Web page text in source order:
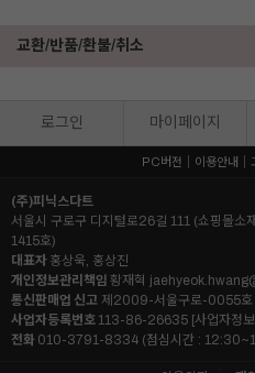
교환/반품/환불/취소
로그인 마이페이지
PC버전 이용안내
(주)피닉스다트
서울시 구로구 디지털로26길 111 (쇼핑몰
1415호)
대표자 홍상욱, 홍상진
개인정보관리책임 황재혁
통신판매업 신고 제2009-서울구로-0055호
사업자등록번호 113-86-26635 [사업자정
전화 010-3791-8334 (점심시간 :